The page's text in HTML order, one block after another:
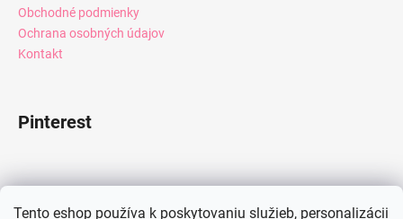
Tento eshop používa k poskytovaniu služieb, personalizácii
Obchodné podmienky
Ochrana osobných údajov
Kontakt
Pinterest